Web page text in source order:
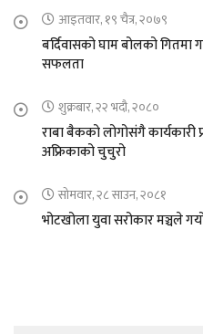
आइतवार, १९ चैत्र, २०७९
बर्दिवासको घाम बोलको गितमा
सफलता
शुक्रबार, २२ भदौ, २०८०
राबा बैकको लोगोसंगै कार्यकारी
अफ्रिकाको चुचुरो
सोमवार, २८ साउन, २०८१
भोटखोला युवा सरोकार मञ्चले